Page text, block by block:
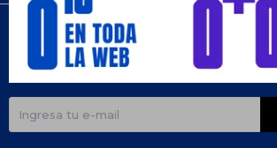
¡Suscribite y recibí todas nuestras